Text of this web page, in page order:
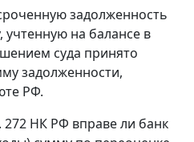
задолженность
учтенную на балансе в
суда принято
задолженности,
РФ.
272 НК РФ вправе ли банк